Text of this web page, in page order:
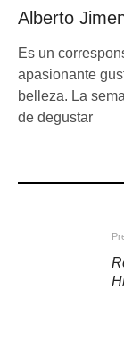
Alberto
Es un
apasionante
belleza. La
de degustar